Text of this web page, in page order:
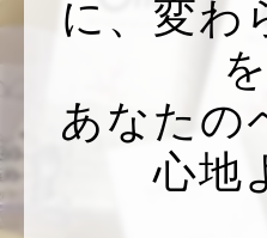
に、変わ
あなたの
心地